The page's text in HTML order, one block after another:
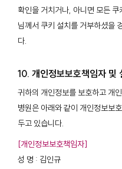
확인을 거치거나, 아니면 모든
님께서 쿠키 설치를 거부하셨을
다.
10. 개인정보보호책임자 및
귀하의 개인정보를 보호하고 개
병원은 아래와 같이 개인정보보
두고 있습니다.
[개인정보보호책임자]
성 명 : 김인규